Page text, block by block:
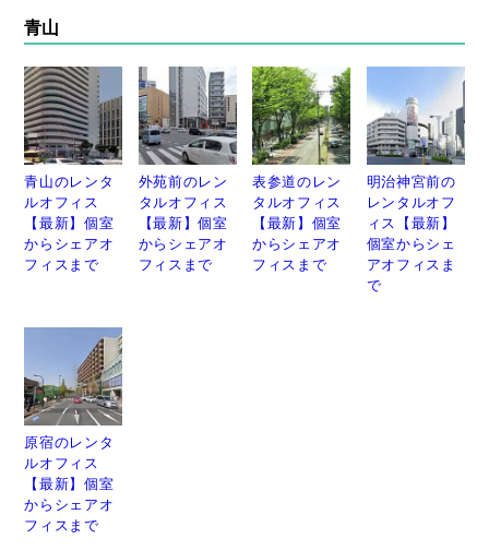
青山
青山のレンタ
ルオフィス
【最新】個室
からシェアオ
フィスまで
外苑前のレン
タルオフィス
【最新】個室
からシェアオ
フィスまで
表参道のレン
タルオフィス
【最新】個室
からシェアオ
フィスまで
明治神宮前の
レンタルオフ
ィス【最新】
個室からシェ
アオフィスま
で
原宿のレンタ
ルオフィス
【最新】個室
からシェアオ
フィスまで